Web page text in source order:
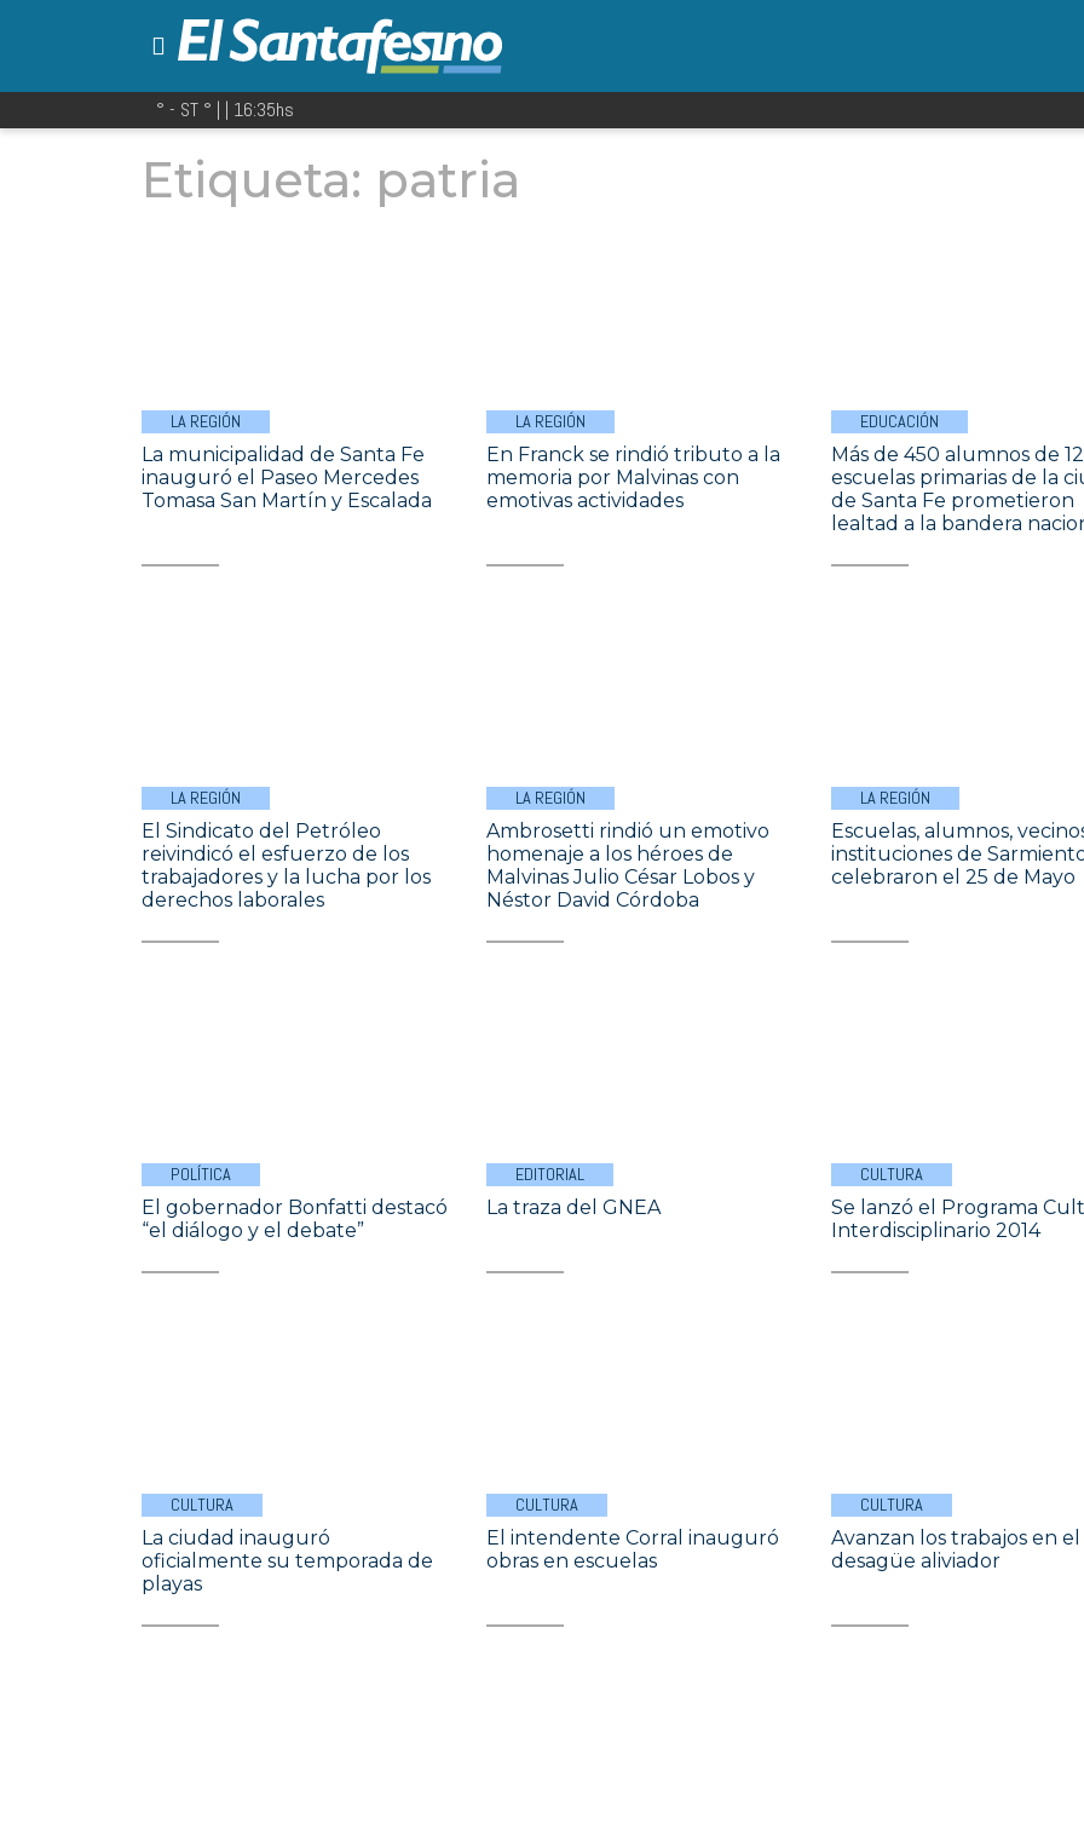
° - ST ° | | 16:35hs
Etiqueta: patria
LA REGIÓN
La municipalidad de Santa Fe
inauguró el Paseo Mercedes
Tomasa San Martín y Escalada
LA REGIÓN
En Franck se rindió tributo a la
memoria por Malvinas con
emotivas actividades
EDUCACIÓN
Más de 450 alumnos de 12
escuelas primarias de la
de Santa Fe prometieron
lealtad a la bandera
LA REGIÓN
El Sindicato del Petróleo
reivindicó el esfuerzo de los
trabajadores y la lucha por los
derechos laborales
LA REGIÓN
Ambrosetti rindió un emotivo
homenaje a los héroes de
Malvinas Julio César Lobos y
Néstor David Córdoba
LA REGIÓN
Escuelas, alumnos,
instituciones de
celebraron el 25 de Mayo
POLÍTICA
El gobernador Bonfatti destacó
“el diálogo y el debate”
EDITORIAL
La traza del GNEA
CULTURA
Se lanzó el Programa
Interdisciplinario 2014
CULTURA
La ciudad inauguró
oficialmente su temporada de
playas
CULTURA
El intendente Corral inauguró
obras en escuelas
CULTURA
Avanzan los trabajos en el
desagüe aliviador